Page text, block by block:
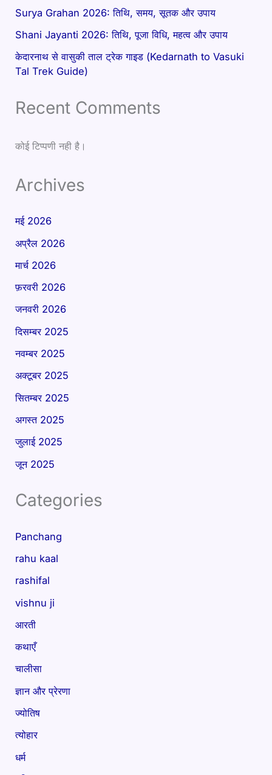
Surya Grahan 2026: तिथि, समय, सूतक और उपाय
Shani Jayanti 2026: तिथि, पूजा विधि, महत्व और उपाय
केदारनाथ से वासुकी ताल ट्रेक गाइड (Kedarnath to Vasuki
Tal Trek Guide)
Recent Comments
कोई टिप्पणी नही है।
Archives
मई 2026
अप्रैल 2026
मार्च 2026
फ़रवरी 2026
जनवरी 2026
दिसम्बर 2025
नवम्बर 2025
अक्टूबर 2025
सितम्बर 2025
अगस्त 2025
जुलाई 2025
जून 2025
Categories
Panchang
rahu kaal
rashifal
vishnu ji
आरती
कथाएँ
चालीसा
ज्ञान और प्रेरणा
ज्योतिष
त्योहार
धर्म